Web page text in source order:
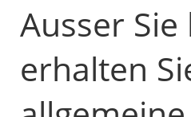
Ausser
erhalten